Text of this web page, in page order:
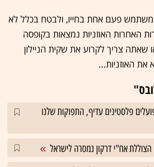
פעם אחת בחייו, ולבטח בכלל לא
האחרות האוזניות נמצאות בקופסה
שאתה צריך לקרוע את שקית הניילון
את האוזניות...
פלסטינים עדיף, התפוקות שלנו
אח"י דרקון נמסרה לישראל